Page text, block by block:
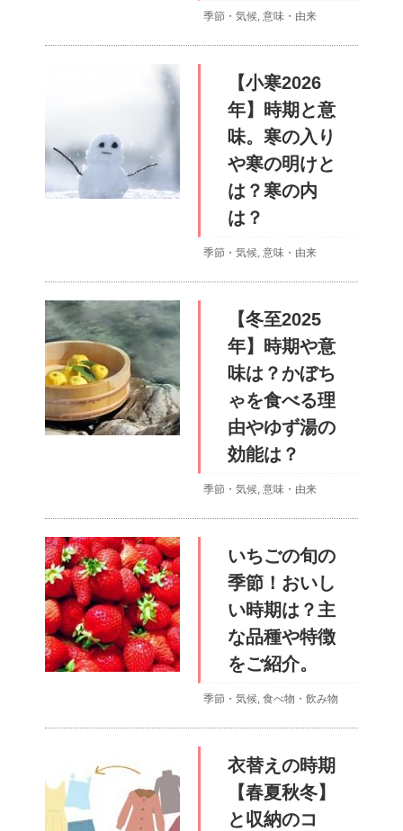
季節・気候, 意味・由来
【小寒2026
年】時期と意
味。寒の入り
や寒の明けと
は？寒の内
は？
季節・気候, 意味・由来
【冬至2025
年】時期や意
味は？かぼち
ゃを食べる理
由やゆず湯の
効能は？
季節・気候, 意味・由来
いちごの旬の
季節！おいし
い時期は？主
な品種や特徴
をご紹介。
季節・気候, 食べ物・飲み物
衣替えの時期
【春夏秋冬】
と収納のコ